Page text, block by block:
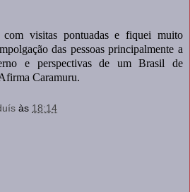
visitas pontuadas e fiquei muito
das pessoas principalmente a
e perspectivas de um Brasil de
Caramuru.
às 18:14